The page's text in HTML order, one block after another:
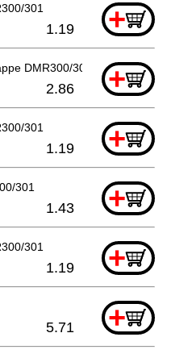
301 +
1.19
DMR300/301 +
2.86
301 +
1.19
301 +
1.43
301 +
1.19
+
5.71